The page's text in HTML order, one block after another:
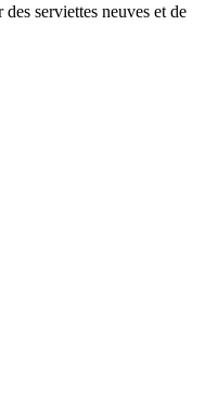
serviettes neuves et de